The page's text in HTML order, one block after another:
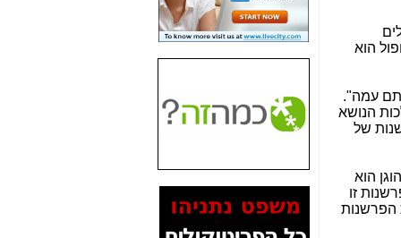
הוא
עמה".
הנושא
של
הוא
זו
הפרשנות
האם השר איוב קרא
היה צריך בכלל לחתום
האם ביבי וקרא קבלו
בכלל תמורה עבור
ההטבות הרגולטוריות
מוכיחים "תפירת תיק"
לאיש הלא נכון! -כאן